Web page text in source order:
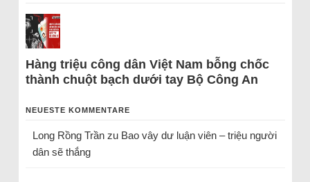
Hàng triệu công dân Việt Nam bỗng chốc
thành chuột bạch dưới tay Bộ Công An
NEUESTE KOMMENTARE
Long Rồng Trầnzu Bao vây dư luận viên – triệu người
dân sẽ thắng